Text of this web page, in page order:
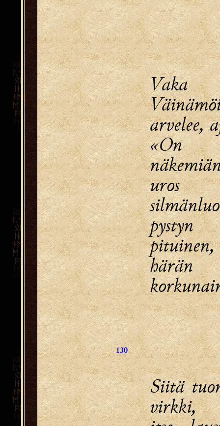
130
Vaka
arvelee,
«On
uros
pystyn
pituinen,
härän
Siitä
virkki,